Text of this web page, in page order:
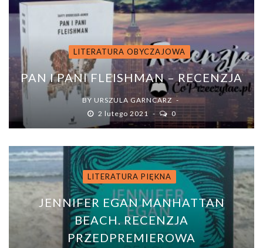
LITERATURA OBYCZAJOWA
PAN I PANI FLEISHMAN – RECENZJA
BY URSZULA GARNCARZ
2 lutego 2021
0
LITERATURA PIĘKNA
JENNIFER EGAN MANHATTAN
BEACH. RECENZJA
PRZEDPREMIEROWA